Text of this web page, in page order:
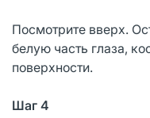
Посмотрите вверх.
белую часть глаза,
поверхности.
Шаг 4